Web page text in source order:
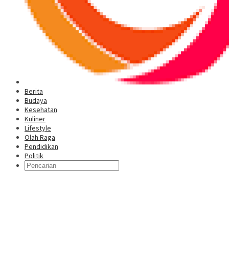
Berita
Budaya
Kesehatan
Kuliner
Lifestyle
Olah Raga
Pendidikan
Politik